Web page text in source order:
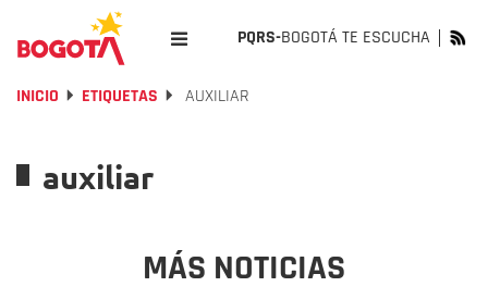
PQRS-BOGOTÁ TE ESCUCHA
INICIO ETIQUETAS AUXILIAR
auxiliar
MÁS NOTICIAS